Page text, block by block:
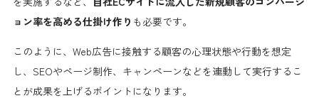
ョン率を高める仕掛け作り も必要です。
このように、Web広告に接触する顧客の心理状態や行動を想定
し、SEOやページ制作、キャンペーンなどを連動して実行するこ
とが成果を上げるポイントになります。